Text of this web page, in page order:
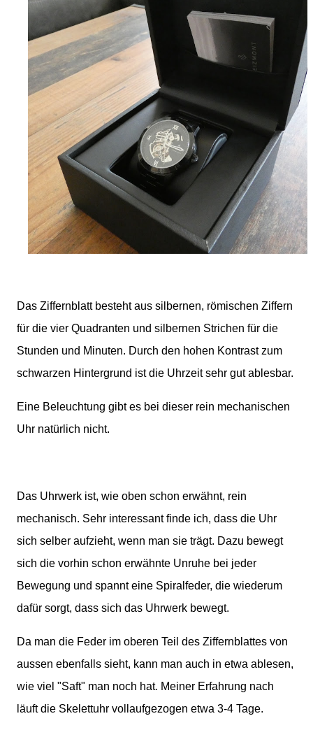
Das Ziffernblatt besteht aus silbernen, römischen Ziffern
für die vier Quadranten und silbernen Strichen für die
Stunden und Minuten. Durch den hohen Kontrast zum
schwarzen Hintergrund ist die Uhrzeit sehr gut ablesbar.
Eine Beleuchtung gibt es bei dieser rein mechanischen
Uhr natürlich nicht.
Das Uhrwerk ist, wie oben schon erwähnt, rein
mechanisch. Sehr interessant finde ich, dass die Uhr
sich selber aufzieht, wenn man sie trägt. Dazu bewegt
sich die vorhin schon erwähnte Unruhe bei jeder
Bewegung und spannt eine Spiralfeder, die wiederum
dafür sorgt, dass sich das Uhrwerk bewegt.
Da man die Feder im oberen Teil des Ziffernblattes von
aussen ebenfalls sieht, kann man auch in etwa ablesen,
wie viel "Saft" man noch hat. Meiner Erfahrung nach
läuft die Skelettuhr vollaufgezogen etwa 3-4 Tage.